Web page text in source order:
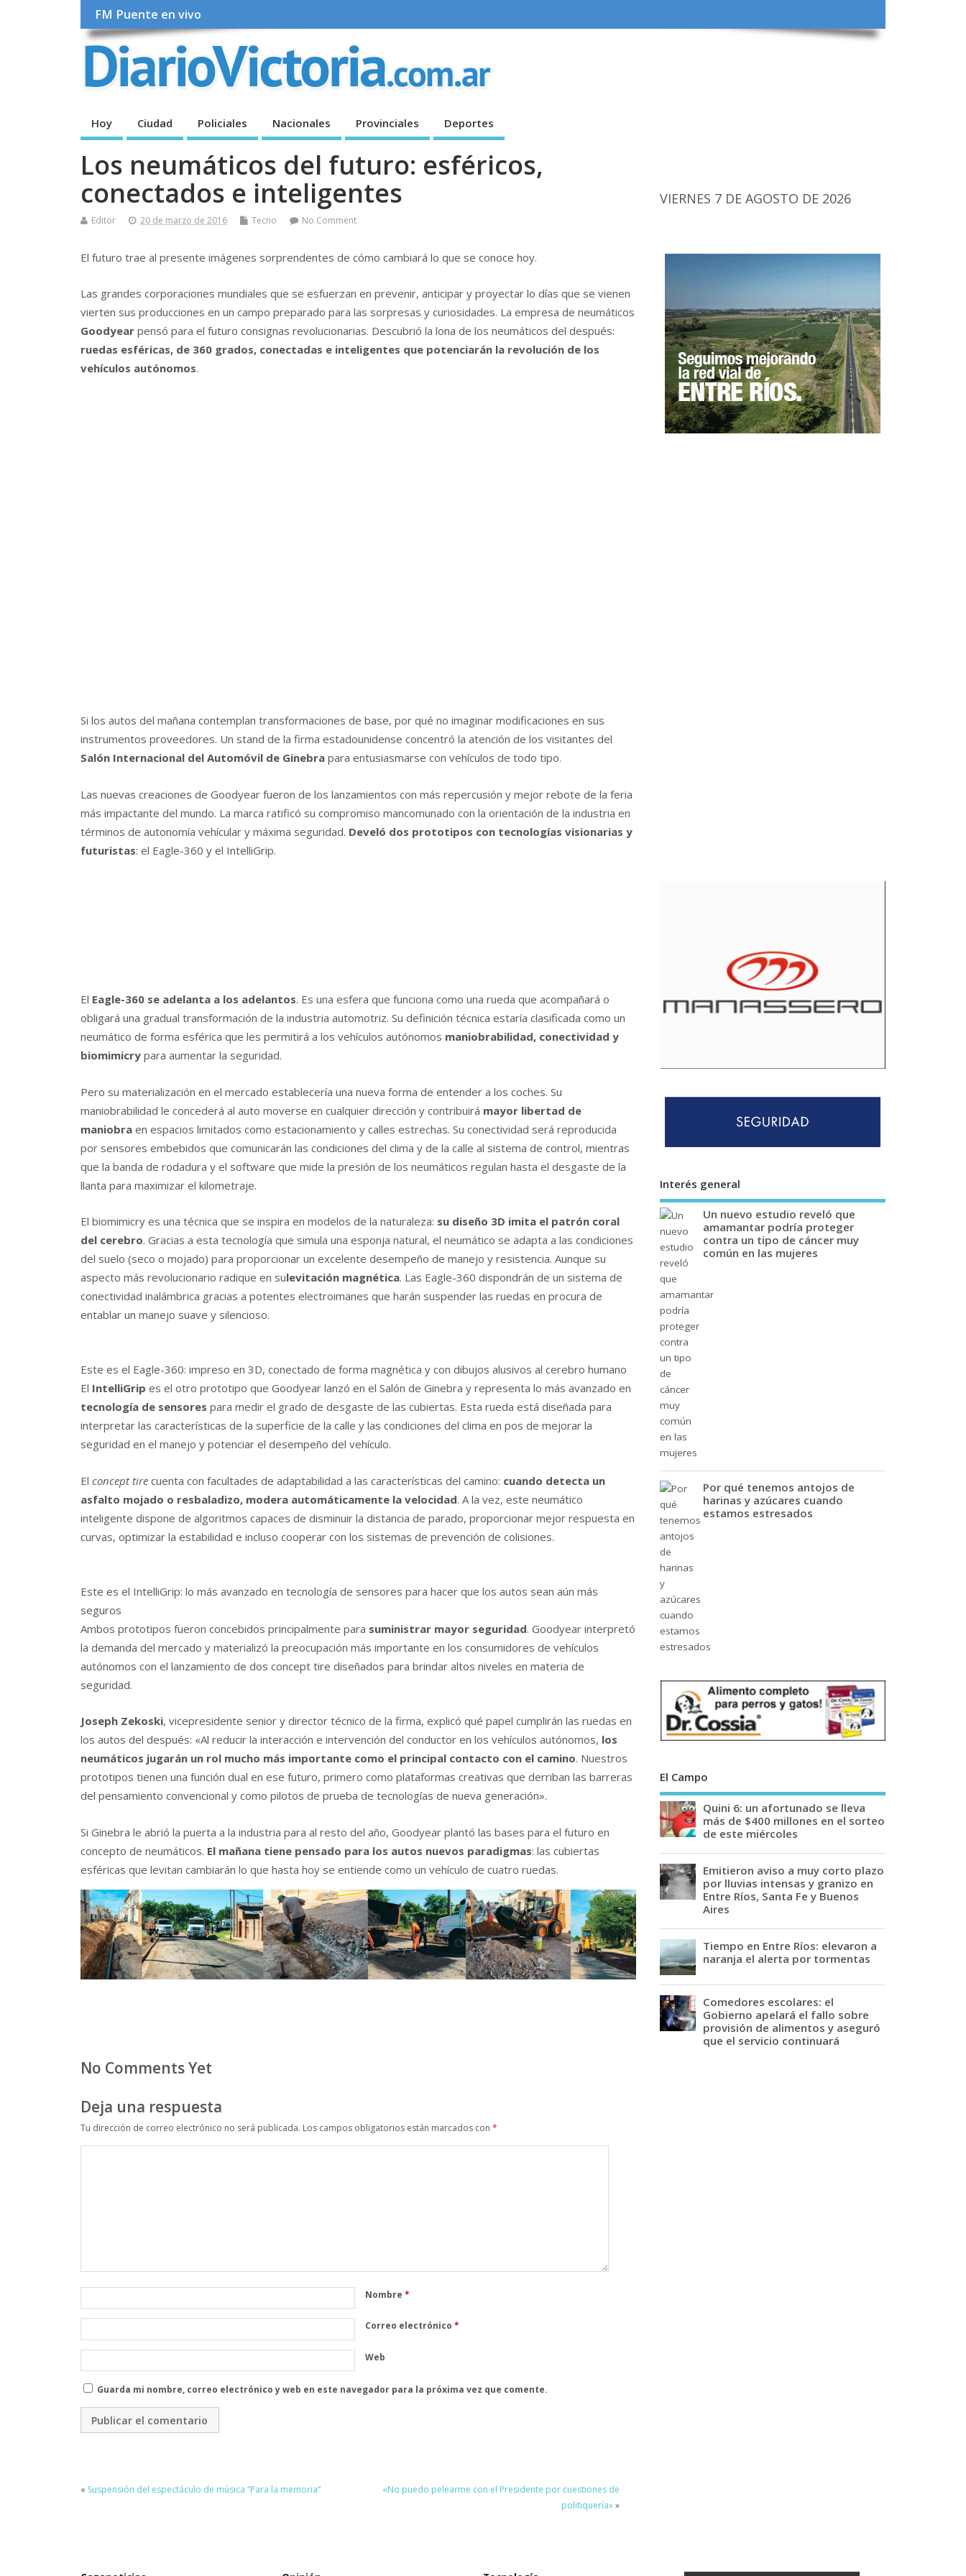
FM Puente en vivo
Hoy Ciudad Policiales Nacionales Provinciales Deportes
Los neumáticos del futuro: esféricos,
conectados e inteligentes
Editor 20 de marzo de 2016 Tecno No Comment
El futuro trae al presente imágenes sorprendentes de cómo cambiará lo que se conoce hoy.
Las grandes corporaciones mundiales que se esfuerzan en prevenir, anticipar y proyectar lo días que se vienen
vierten sus producciones en un campo preparado para las sorpresas y curiosidades. La empresa de neumáticos
Goodyear pensó para el futuro consignas revolucionarias. Descubrió la lona de los neumáticos del después:
ruedas esféricas, de 360 grados, conectadas e inteligentes que potenciarán la revolución de los
vehículos autónomos.
Si los autos del mañana contemplan transformaciones de base, por qué no imaginar modificaciones en sus
instrumentos proveedores. Un stand de la firma estadounidense concentró la atención de los visitantes del
Salón Internacional del Automóvil de Ginebra para entusiasmarse con vehículos de todo tipo.
Las nuevas creaciones de Goodyear fueron de los lanzamientos con más repercusión y mejor rebote de la feria
más impactante del mundo. La marca ratificó su compromiso mancomunado con la orientación de la industria en
términos de autonomía vehícular y máxima seguridad. Develó dos prototipos con tecnologías visionarias y
futuristas: el Eagle-360 y el IntelliGrip.
El Eagle-360 se adelanta a los adelantos. Es una esfera que funciona como una rueda que acompañará o
obligará una gradual transformación de la industria automotriz. Su definición técnica estaría clasificada como un
neumático de forma esférica que les permitirá a los vehículos autónomos maniobrabilidad, conectividad y
biomimicry para aumentar la seguridad.
Pero su materialización en el mercado establecería una nueva forma de entender a los coches. Su
maniobrabilidad le concederá al auto moverse en cualquier dirección y contribuirá mayor libertad de
maniobra en espacios limitados como estacionamiento y calles estrechas. Su conectividad será reproducida
por sensores embebidos que comunicarán las condiciones del clima y de la calle al sistema de control, mientras
que la banda de rodadura y el software que mide la presión de los neumáticos regulan hasta el desgaste de la
llanta para maximizar el kilometraje.
El biomimicry es una técnica que se inspira en modelos de la naturaleza: su diseño 3D imita el patrón coral
del cerebro. Gracias a esta tecnología que simula una esponja natural, el neumático se adapta a las condiciones
del suelo (seco o mojado) para proporcionar un excelente desempeño de manejo y resistencia. Aunque su
aspecto más revolucionario radique en sulevitación magnética. Las Eagle-360 dispondrán de un sistema de
conectividad inalámbrica gracias a potentes electroimanes que harán suspender las ruedas en procura de
entablar un manejo suave y silencioso.
Este es el Eagle-360: impreso en 3D, conectado de forma magnética y con dibujos alusivos al cerebro humano
El IntelliGrip es el otro prototipo que Goodyear lanzó en el Salón de Ginebra y representa lo más avanzado en
tecnología de sensores para medir el grado de desgaste de las cubiertas. Esta rueda está diseñada para
interpretar las características de la superficie de la calle y las condiciones del clima en pos de mejorar la
seguridad en el manejo y potenciar el desempeño del vehículo.
El concept tire cuenta con facultades de adaptabilidad a las características del camino: cuando detecta un
asfalto mojado o resbaladizo, modera automáticamente la velocidad. A la vez, este neumático
inteligente dispone de algoritmos capaces de disminuir la distancia de parado, proporcionar mejor respuesta en
curvas, optimizar la estabilidad e incluso cooperar con los sistemas de prevención de colisiones.
Este es el IntelliGrip: lo más avanzado en tecnología de sensores para hacer que los autos sean aún más
seguros
Ambos prototipos fueron concebidos principalmente para suministrar mayor seguridad. Goodyear interpretó
la demanda del mercado y materializó la preocupación más importante en los consumidores de vehículos
autónomos con el lanzamiento de dos concept tire diseñados para brindar altos niveles en materia de
seguridad.
Joseph Zekoski, vicepresidente senior y director técnico de la firma, explicó qué papel cumplirán las ruedas en
los autos del después: «Al reducir la interacción e intervención del conductor en los vehículos autónomos, los
neumáticos jugarán un rol mucho más importante como el principal contacto con el camino. Nuestros
prototipos tienen una función dual en ese futuro, primero como plataformas creativas que derriban las barreras
del pensamiento convencional y como pilotos de prueba de tecnologías de nueva generación».
Si Ginebra le abrió la puerta a la industria para al resto del año, Goodyear plantó las bases para el futuro en
concepto de neumáticos. El mañana tiene pensado para los autos nuevos paradigmas: las cubiertas
esféricas que levitan cambiarán lo que hasta hoy se entiende como un vehículo de cuatro ruedas.
No Comments Yet
Deja una respuesta
Tu dirección de correo electrónico no será publicada. Los campos obligatorios están marcados con *
Nombre *
Correo electrónico *
Web
Guarda mi nombre, correo electrónico y web en este navegador para la próxima vez que comente.
« Suspensión del espectáculo de música “Para la memoria”
«No puedo pelearme con el Presidente por cuestiones de
politiquería»»
VIERNES 7 DE AGOSTO DE 2026
Interés general
Un nuevo estudio reveló que
amamantar podría proteger
contra un tipo de cáncer muy
común en las mujeres
Por qué tenemos antojos de
harinas y azúcares cuando
estamos estresados
El Campo
Quini 6: un afortunado se lleva
más de $400 millones en el sorteo
de este miércoles
Emitieron aviso a muy corto plazo
por lluvias intensas y granizo en
Entre Ríos, Santa Fe y Buenos
Aires
Tiempo en Entre Ríos: elevaron a
naranja el alerta por tormentas
Comedores escolares: el
Gobierno apelará el fallo sobre
provisión de alimentos y aseguró
que el servicio continuará